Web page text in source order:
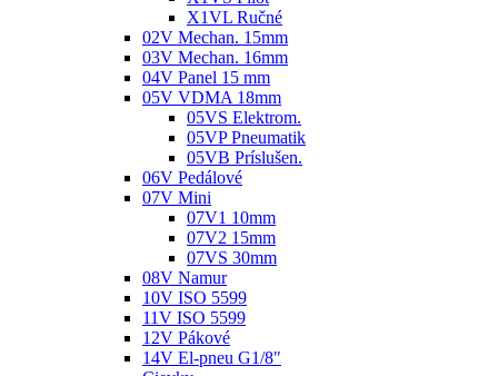
X1VL Ručné
02V Mechan. 15mm
03V Mechan. 16mm
04V Panel 15 mm
05V VDMA 18mm
05VS Elektrom.
05VP Pneumatik
05VB Príslušen.
06V Pedálové
07V Mini
07V1 10mm
07V2 15mm
07VS 30mm
08V Namur
10V ISO 5599
11V ISO 5599
12V Pákové
14V El-pneu G1/8"